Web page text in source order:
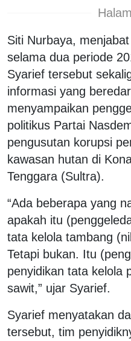
Siti Nurbaya,
selama dua periode
Syarief tersebut
informasi yang
menyampaikan
politikus Partai
pengusutan korupsi
kawasan hutan di
Tenggara (Sultra).
“Ada beberapa yang
apakah itu
tata kelola tambang
Tetapi bukan. Itu
penyidikan tata kelola
sawit,” ujar Syarief.
Syarief menyatakan
tersebut, tim